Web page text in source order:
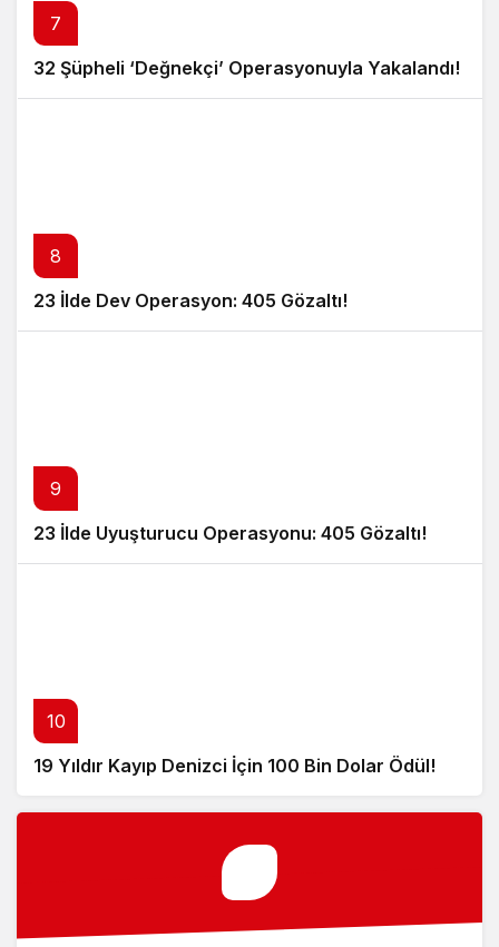
7
32 Şüpheli ‘Değnekçi’ Operasyonuyla Yakalandı!
8
23 İlde Dev Operasyon: 405 Gözaltı!
9
23 İlde Uyuşturucu Operasyonu: 405 Gözaltı!
10
19 Yıldır Kayıp Denizci İçin 100 Bin Dolar Ödül!